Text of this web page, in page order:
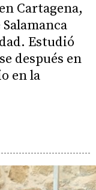
Cartagena,
Estudió
después en
en la